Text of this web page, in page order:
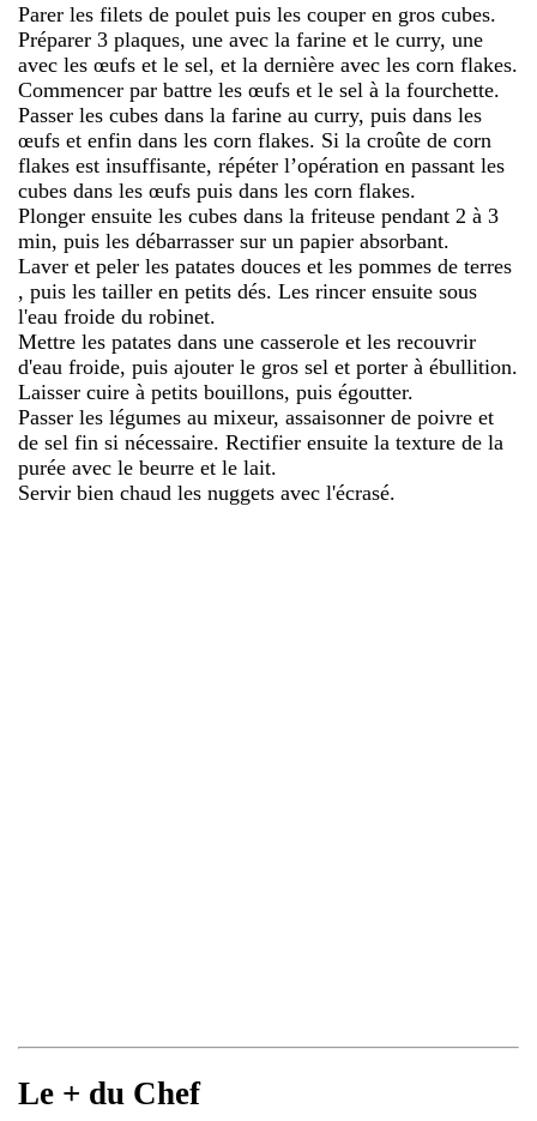
Parer les filets de poulet puis les couper en gros cubes.
Préparer 3 plaques, une avec la farine et le curry, une
avec les œufs et le sel, et la dernière avec les corn flakes.
Commencer par battre les œufs et le sel à la fourchette.
Passer les cubes dans la farine au curry, puis dans les
œufs et enfin dans les corn flakes. Si la croûte de corn
flakes est insuffisante, répéter l’opération en passant les
cubes dans les œufs puis dans les corn flakes.
Plonger ensuite les cubes dans la friteuse pendant 2 à 3
min, puis les débarrasser sur un papier absorbant.
Laver et peler les patates douces et les pommes de terres
, puis les tailler en petits dés. Les rincer ensuite sous
l'eau froide du robinet.
Mettre les patates dans une casserole et les recouvrir
d'eau froide, puis ajouter le gros sel et porter à ébullition.
Laisser cuire à petits bouillons, puis égoutter.
Passer les légumes au mixeur, assaisonner de poivre et
de sel fin si nécessaire. Rectifier ensuite la texture de la
purée avec le beurre et le lait.
Servir bien chaud les nuggets avec l'écrasé.
Le + du Chef